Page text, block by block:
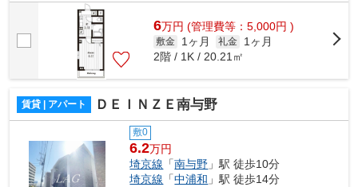
様へ提供しております！最新の情報は...
6万円 (管理費等：5,000円 )
敷金 1ヶ月 礼金
1ヶ月
2階 / 1K / 20.21㎡
賃貸 | アパート ＤＥＩＮＺＥ南与野
敷0
6.2万円
埼京線 「南与野 」駅 徒歩10分
埼京線 「中浦和 」駅 徒歩14分